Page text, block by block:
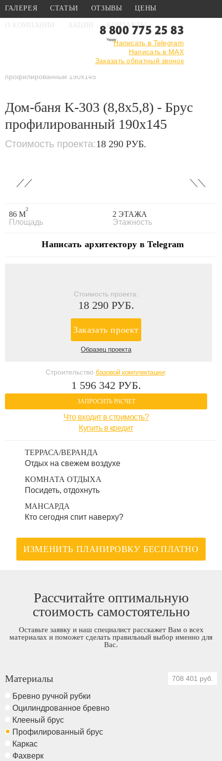
ГАЛЕРЕЯ СТАТЬИ ОТЗЫВЫ ЦЕНЫ
О КОМПАНИИ АКЦИИ КОНТАКТЫ
8 800 775 25 83
Написать в Telegram
Написать в MAX
Заказать обратный звонок
Проекты бань › Проекты бань из
профилированный 190x145
Дом-баня K-303 (8,8x5,8) - Брус
профилированный 190x145
Стоимость проекта:18 290 РУБ.
‹ ›
86 М
2
Площадь
2 ЭТАЖА
Этажность
Написать архитектору в Telegram
Стоимость проекта:
18 290 РУБ.
Заказать проект
Образец проекта
Строительство базовой комплектации:
1 596 342 РУБ.
ЗАПРОСИТЬ РАСЧЕТ
Что входит в стоимость?
Купить в кредит
ТЕРРАСА/ВЕРАНДА
Отдых на свежем воздухе
КОМНАТА ОТДЫХА
Посидеть, отдохнуть
МАНСАРДА
Кто сегодня спит наверху?
ИЗМЕНИТЬ ПЛАНИРОВКУ БЕСПЛАТНО
Рассчитайте оптимальную
стоимость самостоятельно
Оставьте заявку и наш специалист расскажет Вам о всех
материалах и поможет сделать правильный выбор именно для
Вас.
Материалы 708 401 руб.
Бревно ручной рубки
Оцилиндрованное бревно
Клееный брус
Профилированный брус
Каркас
Фахверк